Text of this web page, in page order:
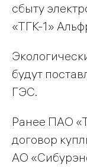
сбыту
«ТГК-1»
будут
ГЭС.
Ранее ПАО
договор
АО